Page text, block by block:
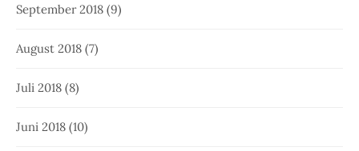
September 2018 (9)
August 2018 (7)
Juli 2018 (8)
Juni 2018 (10)